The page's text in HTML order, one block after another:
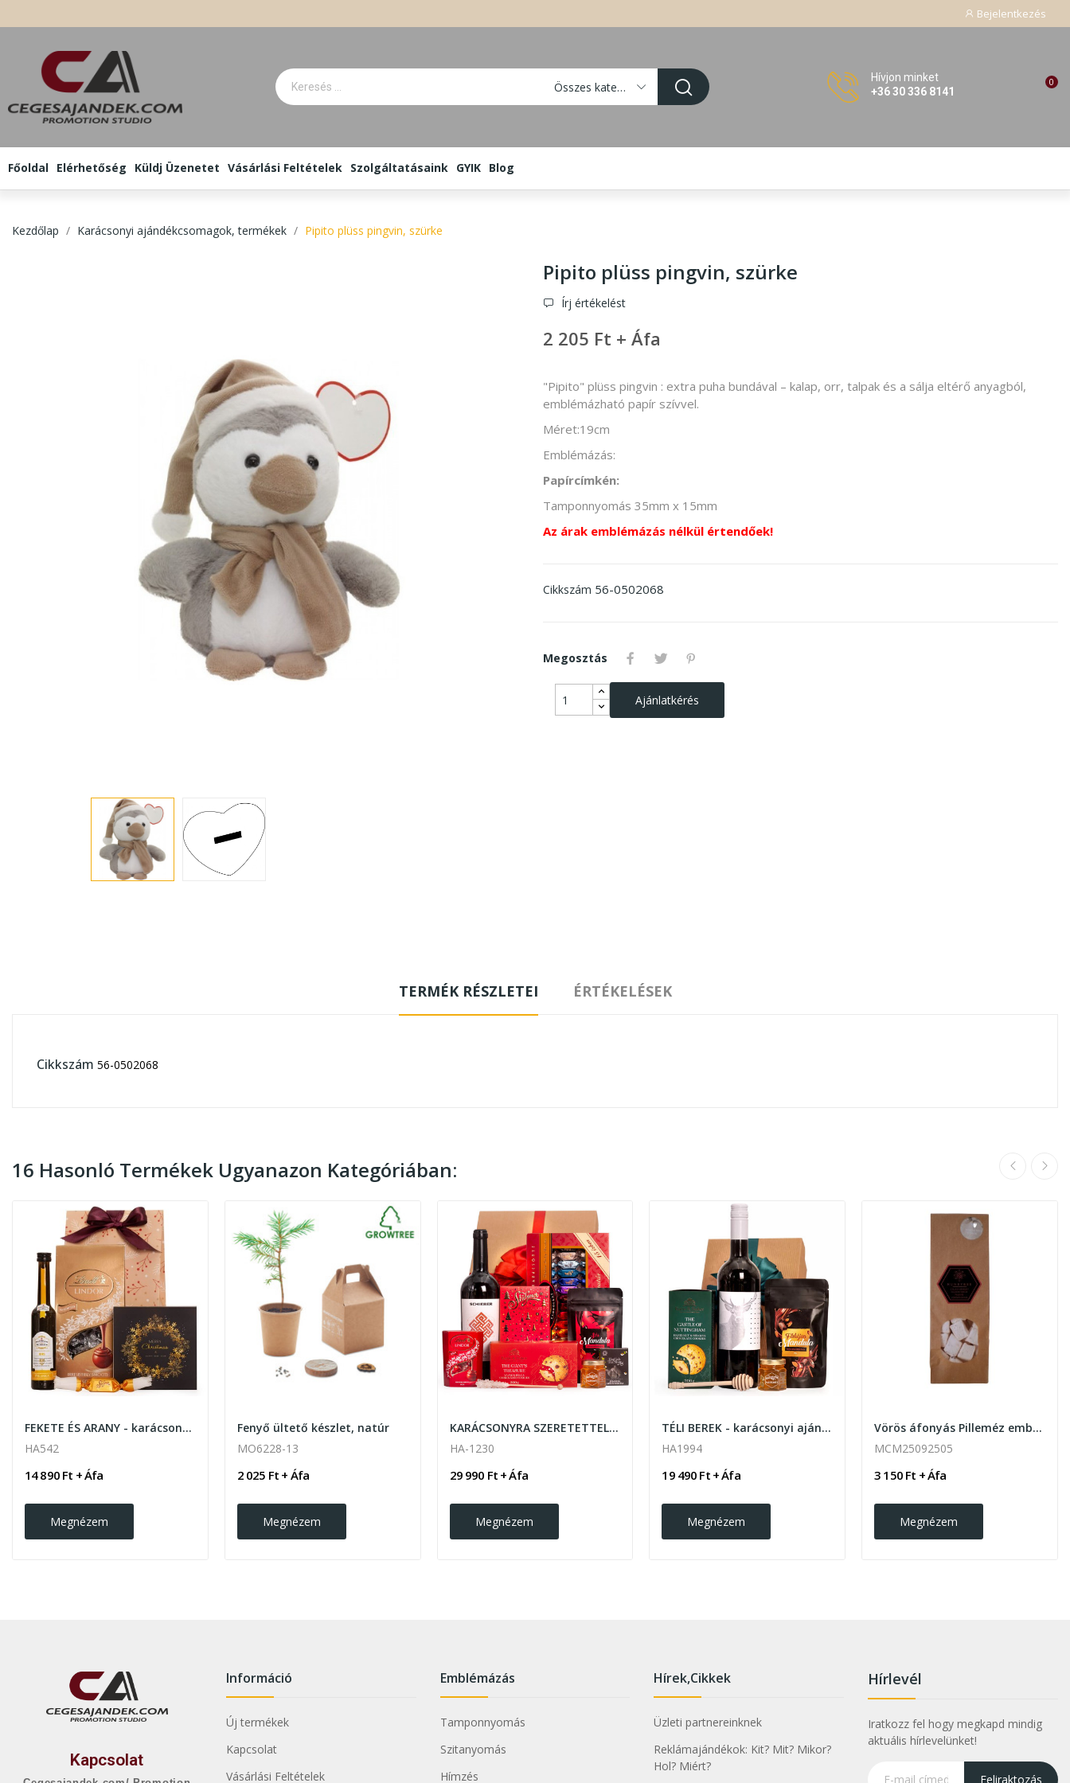
Bejelentkezés
Összes kategória
Hívjon minket
+36 30 336 8141
0
Főoldal Elérhetőség Küldj Üzenetet Vásárlási Feltételek Szolgáltatásaink GYIK Blog
Kezdőlap Karácsonyi ajándékcsomagok, termékek Pipito plüss pingvin, szürke
Pipito plüss pingvin, szürke
Írj értékelést
2 205 Ft + Áfa
"Pipito" plüss pingvin : extra puha bundával – kalap, orr, talpak és a sálja eltérő anyagból,
emblémázható papír szívvel.
Méret:19cm
Emblémázás:
Papírcímkén:
Tamponnyomás 35mm x 15mm
Az árak emblémázás nélkül értendőek!
Cikkszám 56-0502068
Megosztás
Ajánlatkérés
TERMÉK RÉSZLETEI ÉRTÉKELÉSEK
Cikkszám 56-0502068
16 Hasonló Termékek Ugyanazon Kategóriában:
FEKETE ÉS ARANY - karácsonyi ajándékbox
HA542
14 890 Ft + Áfa
Megnézem
Fenyő ültető készlet, natúr
MO6228-13
2 025 Ft + Áfa
Megnézem
KARÁCSONYRA SZERETETTEL ajándékcsomag
HA-1230
29 990 Ft + Áfa
Megnézem
TÉLI BEREK - karácsonyi ajándékötlet
HA1994
19 490 Ft + Áfa
Megnézem
Vörös áfonyás Pilleméz emblémázható...
MCM25092505
3 150 Ft + Áfa
Megnézem
Kapcsolat
Információ
Új termékek
Kapcsolat
Vásárlási Feltételek
Emblémázás
Tamponnyomás
Szitanyomás
Hímzés
Hírek,Cikkek
Üzleti partnereinknek
Reklámajándékok: Kit? Mit? Mikor?
Hol? Miért?
Hírlevél
Iratkozz fel hogy megkapd mindig
aktuális hírlevelünket!
Feliraktozás